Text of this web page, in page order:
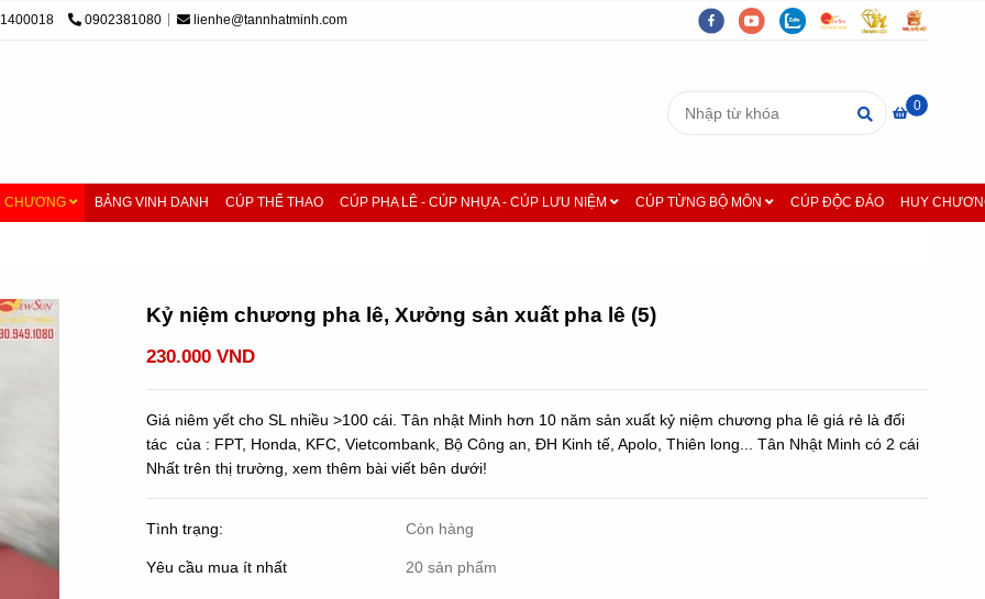
0902381080 lienhe@tannhatminh.com
0
CHƯƠNG BẢNG VINH DANH CÚP THỂ THAO CÚP PHA LÊ - CÚP NHỰA - CÚP LƯU NIỆM CÚP TỪNG BỘ MÔN CÚP ĐỘC ĐÁO HUY
Kỷ niệm chương pha lê, Xưởng sản xuất pha lê (5)
230.000 VND
Giá niêm yết cho SL nhiều >100 cái. Tân nhật Minh hơn 10 năm sản xuất kỷ niệm chương pha lê giá rẻ là đối
tác của : FPT, Honda, KFC, Vietcombank, Bộ Công an, ĐH Kinh tế, Apolo, Thiên long... Tân Nhật Minh có 2 cái
Nhất trên thị trường, xem thêm bài viết bên dưới!
Tình trạng: Còn hàng
Yêu cầu mua ít nhất 20 sản phẩm